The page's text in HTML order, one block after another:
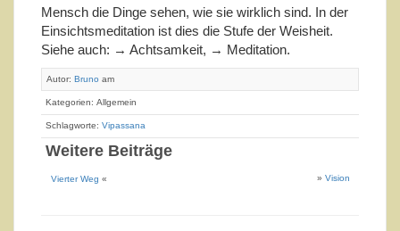
Mensch die Dinge sehen, wie sie wirklich sind. In der
Einsichtsmeditation ist dies die Stufe der Weisheit.
Siehe auch: → Achtsamkeit, → Meditation.
Autor: Bruno am
Kategorien: Allgemein
Schlagworte: Vipassana
Weitere Beiträge
Vierter Weg « » Vision